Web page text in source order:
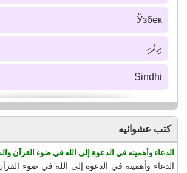
Ўзбек
ދިވެހި
Sindhi
كتب عشوائيه
الدعاء وأهميته في الدعوة إلى الله في ضوء القرآن
الدعاء وأهميته في الدعوة إلى الله في ضوء